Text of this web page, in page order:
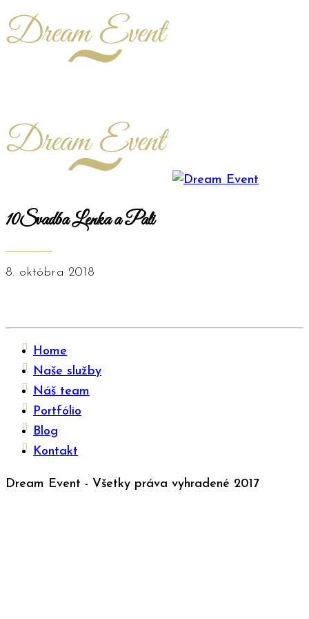
10Svadba Lenka a Pali
8. októbra 2018
Home
Naše služby
Náš team
Portfólio
Blog
Kontakt
Dream Event - Všetky práva vyhradené 2017